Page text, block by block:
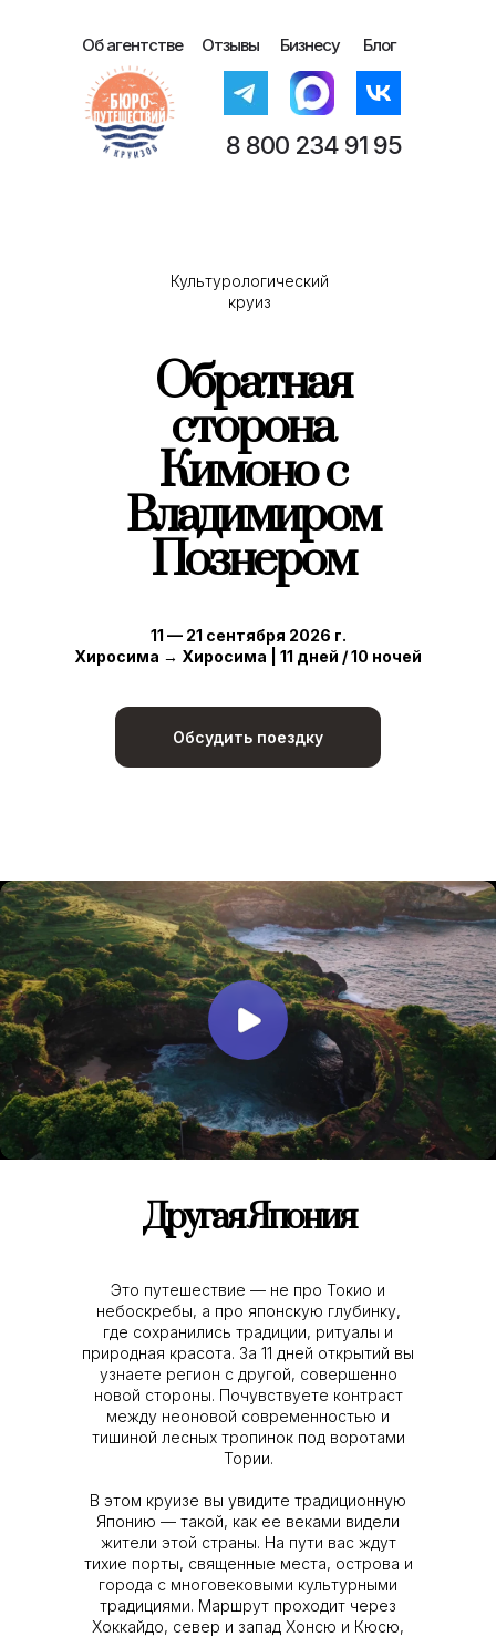
Отзывы Бизнесу
Об агентстве Блог
8 800 234 91 95
Обратная
сторона
Кимоно с
Владимиром
Познером
11 — 21 сентября 2026 г.
Хиросима → Хиросима | 11 дней / 10 ночей
Культурологический
круиз
Обсудить поездку
Другая Япония
Это путешествие — не про Токио и
небоскребы, а про японскую глубинку,
где сохранились традиции, ритуалы и
природная красота. За 11 дней открытий вы
узнаете регион с другой, совершенно
новой стороны. Почувствуете контраст
между неоновой современностью и
тишиной лесных тропинок под воротами
Тории.
В этом круизе вы увидите традиционную
Японию — такой, как ее веками видели
жители этой страны. На пути вас ждут
тихие порты, священные места, острова и
города с многовековыми культурными
традициями. Маршрут проходит через
Хоккайдо, север и запад Хонсю и Кюсю,